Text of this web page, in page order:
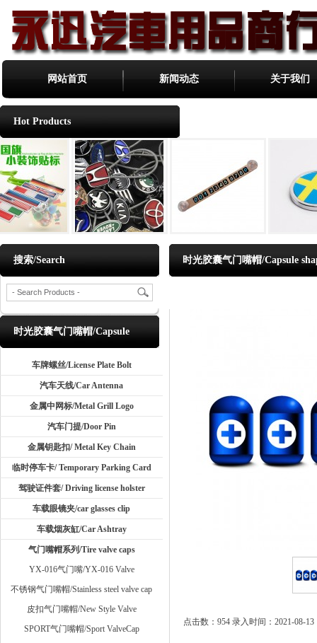
网站首页 新闻动态 关于我们
Hot Products
搜索/Search
时光胶囊气门嘴帽/Capsule
shaped valve setm caps
车牌螺丝/License Plate Bolt
汽车天线/Car Antenna
金属中网标/Metal Grill Logo
汽车门提/Door Pin
金属钥匙扣/ Metal Key Chain
临时停车卡/ Temporary Parking Card
驾驶证件套/ Driving license holster
车载眼镜夹/car glasses clip
车载烟灰缸/Car Ashtray
气门嘴帽系列/Tire valve caps
YX-016气门嘴/YX-016 Valve
不锈钢气门嘴帽/Stainless steel valve cap
皮扣气门嘴帽/New Style Valve
SPORT气门嘴帽/Sport ValveCap
时光胶囊气门嘴帽/Capsule
点击数：954 录入时间：2021-08-13